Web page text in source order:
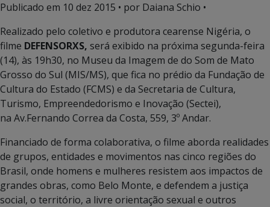
Publicado em 10 dez 2015 • por Daiana Schio •
Realizado pelo coletivo e produtora cearense Nigéria, o
filme DEFENSORXS, será exibido na próxima segunda-feira
(14), às 19h30, no Museu da Imagem de do Som de Mato
Grosso do Sul (MIS/MS), que fica no prédio da Fundação de
Cultura do Estado (FCMS) e da Secretaria de Cultura,
Turismo, Empreendedorismo e Inovação (Sectei),
na Av.Fernando Correa da Costa, 559, 3º Andar.
Financiado de forma colaborativa, o filme aborda realidades
de grupos, entidades e movimentos nas cinco regiões do
Brasil, onde homens e mulheres resistem aos impactos de
grandes obras, como Belo Monte, e defendem a justiça
social, o território, a livre orientação sexual e outros